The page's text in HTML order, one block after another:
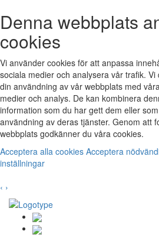
Denna webbplats
cookies
Vi använder cookies för att anpassa
sociala medier och analysera vår trafik.
din användning av vår webbplats med
medier och analys. De kan kombinera
information som du har gett dem eller
användning av deras tjänster. Genom att
webbplats godkänner du våra cookies.
Acceptera alla cookies Acceptera
inställningar
‹ ›